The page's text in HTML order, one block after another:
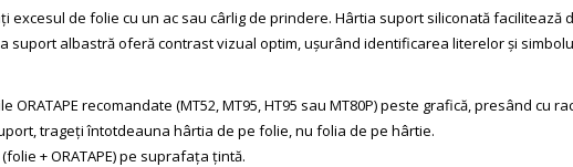
excesul de folie cu un ac sau cârlig de prindere. Hârtia suport siliconată facilitează
suport albastră oferă contrast vizual optim, ușurând identificarea literelor și
ORATAPE recomandate (MT52, MT95, HT95 sau MT80P) peste grafică, presând cu
trageți întotdeauna hârtia de pe folie, nu folia de pe hârtie.
+ ORATAPE) pe suprafața țintă.